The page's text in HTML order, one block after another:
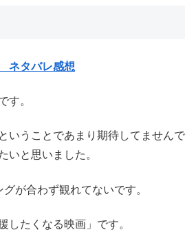
ネタバレ感想
す。
いうことであまり期待してませんで
いと思いました。
が合わず観れてないです。
したくなる映画」です。